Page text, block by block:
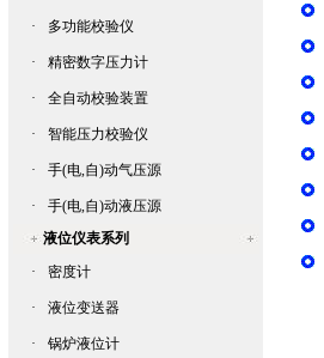
· 多功能校验仪
· 精密数字压力计
· 全自动校验装置
· 智能压力校验仪
· 手(电,自)动气压源
·
手(电,自)动液压源
液位仪表系列
·
密度计
· 液位变送器
· 锅炉液位计